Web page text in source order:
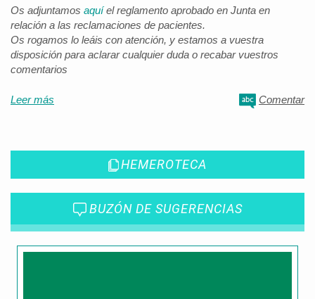
Os adjuntamos aquíel reglamento aprobado en Junta en
relación a las reclamaciones de pacientes.
Os rogamos lo leáis con atención, y estamos a vuestra
disposición para aclarar cualquier duda o recabar vuestros
comentarios
Leer más Comentar
HEMEROTECA
BUZÓN DE SUGERENCIAS